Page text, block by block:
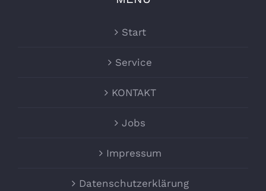
Start
Service
KONTAKT
Jobs
Impressum
Datenschutzerklärung